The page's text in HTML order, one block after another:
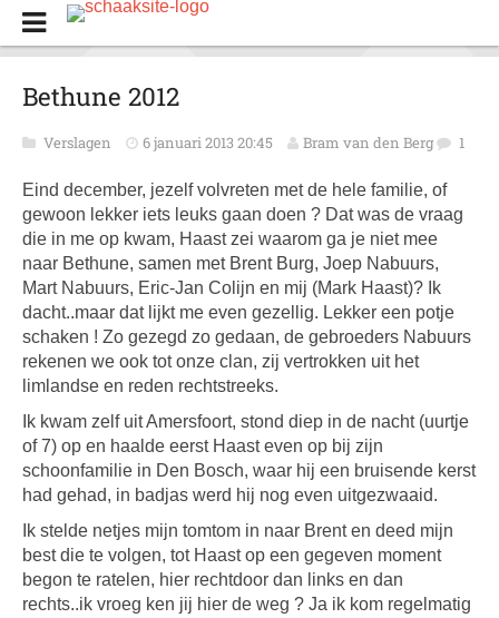
Bethune 2012
Verslagen 6 januari 2013 20:45 Bram van den Berg 1
Eind december, jezelf volvreten met de hele familie, of
gewoon lekker iets leuks gaan doen ? Dat was de vraag
die in me op kwam, Haast zei waarom ga je niet mee
naar Bethune, samen met Brent Burg, Joep Nabuurs,
Mart Nabuurs, Eric-Jan Colijn en mij (Mark Haast)? Ik
dacht..maar dat lijkt me even gezellig. Lekker een potje
schaken ! Zo gezegd zo gedaan, de gebroeders Nabuurs
rekenen we ook tot onze clan, zij vertrokken uit het
limlandse en reden rechtstreeks.
Ik kwam zelf uit Amersfoort, stond diep in de nacht (uurtje
of 7) op en haalde eerst Haast even op bij zijn
schoonfamilie in Den Bosch, waar hij een bruisende kerst
had gehad, in badjas werd hij nog even uitgezwaaid.
Ik stelde netjes mijn tomtom in naar Brent en deed mijn
best die te volgen, tot Haast op een gegeven moment
begon te ratelen, hier rechtdoor dan links en dan
rechts..ik vroeg ken jij hier de weg ? Ja ik kom regelmatig